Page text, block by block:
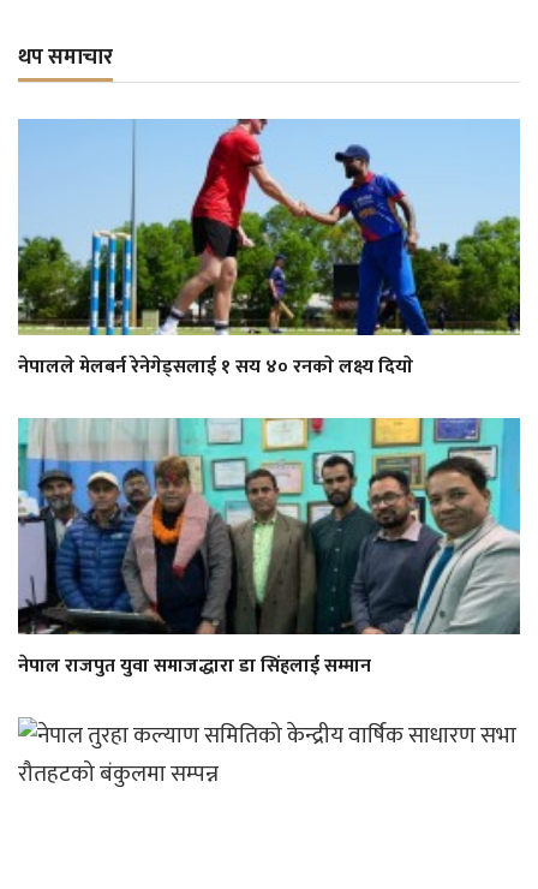
थप समाचार
नेपालले मेलबर्न रेनेगेड्सलाई १ सय ४० रनकाे लक्ष्य दियाे
नेपाल राजपुत युवा समाजद्धारा डा सिंहलाई सम्मान